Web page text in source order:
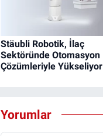
Stäubli Robotik, İlaç
Sektöründe Otomasyon
Çözümleriyle Yükseliyor
Yorumlar